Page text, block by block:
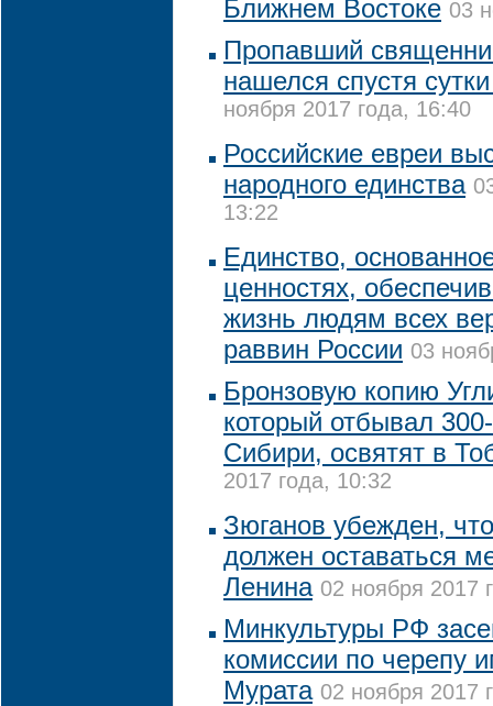
Ближнем Востоке 03
Пропавший
нашелся спустя
ноября 2017 года, 16:40
Российские евреи
народного единства
13:22
Единство,
ценностях,
жизнь людям всех
раввин России 03
Бронзовую копию
который отбывал
Сибири, освятят в
2017 года, 10:32
Зюганов убежден,
должен оставаться
Ленина 02 ноября 2017
Минкультуры РФ
комиссии по черепу
Мурата 02 ноября 2017